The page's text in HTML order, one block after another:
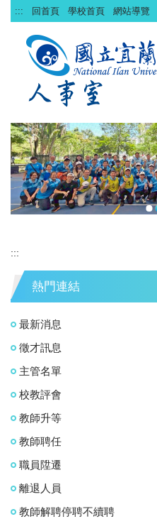
跳
到
::: 回首頁 學校首頁 網站導覽
:::
熱門連結
最新消息
徵才訊息
主管名單
校教評會
教師升等
教師聘任
職員陞遷
離退人員
教師解聘停聘不續聘